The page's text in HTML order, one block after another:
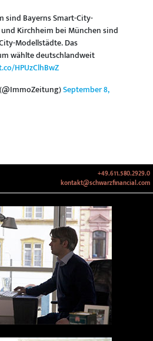
sind Bayerns Smart-City-
Kirchheim bei München sind
Modellstädte. Das
wählte deutschlandweit
HPUzClhBwZ
September 8,
+49.611.580.2929.0
kontakt@schwarzfinancial.com